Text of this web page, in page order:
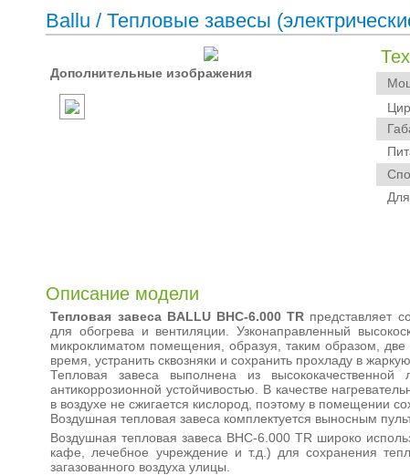
Ballu /Тепловые завесы
Дополнительные изображения
Для
Описание модели
Тепловая завеса BALLU BHC-6.000 TR представляет
для обогрева и вентиляции. Узконаправленный
микроклиматом помещения, образуя, таким образом, две
время, устранить сквозняки и сохранить прохладу в
Тепловая завеса выполнена из
антикоррозионной устойчивостью. В качестве
в воздухе не сжигается кислород, поэтому в помещении
Воздушная тепловая завеса комплектуется выносным
Воздушная тепловая завеса BHC-6.000 TR широко
кафе, лечебное учреждение и т.д.) для сохранения
загазованного воздуха улицы.